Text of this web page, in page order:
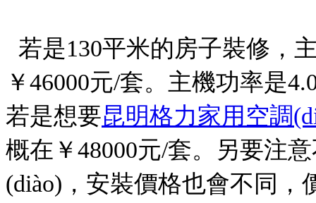
若是130平米的房子裝修
￥46000元/套。主機功率是
若是想要昆明格力家用空調
概在￥48000元/套。另要注
(diào)，安裝價格也會不同